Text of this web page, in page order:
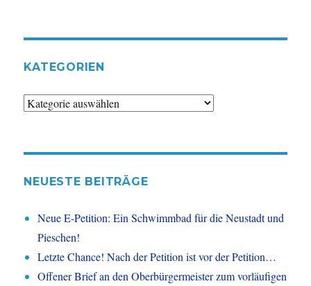
KATEGORIEN
Kategorien
NEUESTE BEITRÄGE
Neue E-Petition: Ein Schwimmbad für die Neustadt und
Pieschen!
Letzte Chance! Nach der Petition ist vor der Petition…
Offener Brief an den Oberbürgermeister zum vorläufigen